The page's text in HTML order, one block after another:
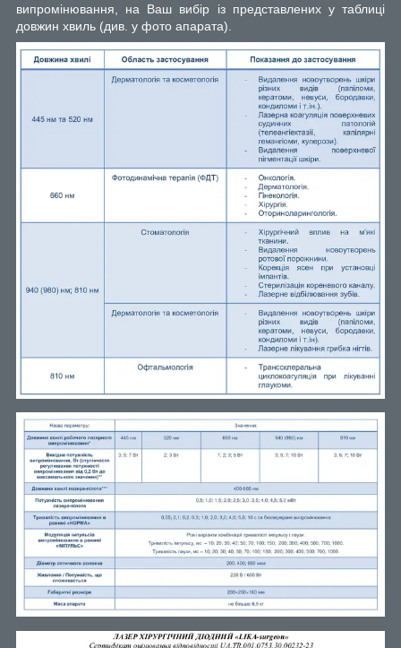
випромінювання, на Ваш вибір із представлених у таблиці
довжин хвиль (див. у фото апарата).